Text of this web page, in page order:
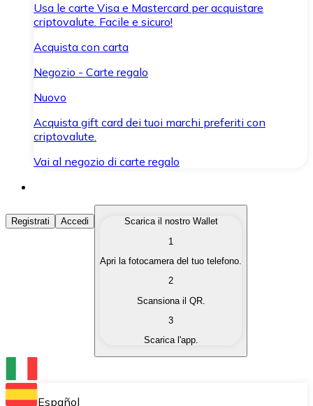
Usa le carte Visa e Mastercard per acquistare
criptovalute. Facile e sicuro!
Acquista con carta
Negozio - Carte regalo
Nuovo
Acquista gift card dei tuoi marchi preferiti con
criptovalute.
Vai al negozio di carte regalo
Acquista Criptovalute
Acquista le criptovalute che ti interessano in modo
Converti le tue criptovalute in valuta fiat quando ne
Scambia una criptovaluta con un'altra
Conserva le tue cripto in un Wallet self-custodial.
Registrati Accedi
Scarica il nostro Wallet
1
Apri la fotocamera del tuo telefono.
2
Scansiona il QR.
3
Scarica l'app.
Español